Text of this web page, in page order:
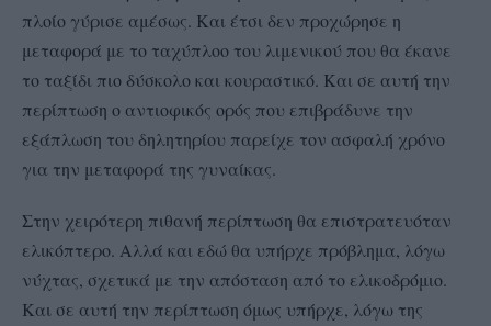
πλοίο γύρισε αμέσως. Και έτσι δεν προχώρησε η
μεταφορά με το ταχύπλοο του λιμενικού που θα έκανε
το ταξίδι πιο δύσκολο και κουραστικό. Και σε αυτή την
περίπτωση ο αντιοφικός ορός που επιβράδυνε την
εξάπλωση του δηλητηρίου παρείχε τον ασφαλή χρόνο
για την μεταφορά της γυναίκας.
Στην χειρότερη πιθανή περίπτωση θα επιστρατευόταν
ελικόπτερο. Αλλά και εδώ θα υπήρχε πρόβλημα, λόγω
νύχτας, σχετικά με την απόσταση από το ελικοδρόμιο.
Και σε αυτή την περίπτωση όμως υπήρχε, λόγω της